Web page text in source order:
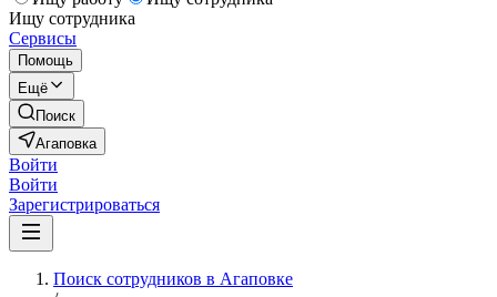
Ищу сотрудника
Сервисы
Помощь
Ещё
Поиск
Агаповка
Войти
Войти
Зарегистрироваться
Поиск сотрудников в Агаповке